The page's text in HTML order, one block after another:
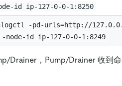
id ip-127-0-0-1:8250
-pd-urls=http://
node-id ip-127-0-0-1:8249
Drainer，Pump/Drainer 收到